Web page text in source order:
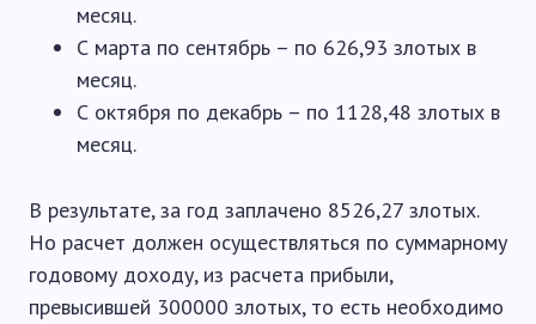
месяц.
С марта по сентябрь – по 626,93 злотых в
месяц.
С октября по декабрь – по 1128,48 злотых в
месяц.
В результате, за год заплачено 8526,27 злотых.
Но расчет должен осуществляться по суммарному
годовому доходу, из расчета прибыли,
превысившей 300000 злотых, то есть необходимо